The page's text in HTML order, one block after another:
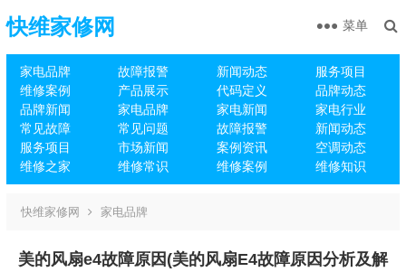
快维家修网
家电品牌 故障报警 新闻动态
服务项目
维修案例
产品展示 代码定义
品牌动态
品牌新闻
家电品牌 家电新闻
家电行业
常见故障
常见问题 故障报警
新闻动态
服务项目
市场新闻 案例资讯
空调动态
维修之家
维修常识 维修案例 维修知识
菜单
快维家修网 家电品牌
美的风扇e4故障原因(美的风扇E4故障原因分析及解